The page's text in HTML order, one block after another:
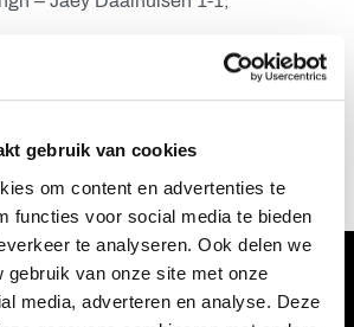
gebruik van cookies
om content en advertenties te
functies voor social media te bieden
te analyseren. Ook delen we
gebruik van onze site met onze
media, adverteren en analyse. Deze